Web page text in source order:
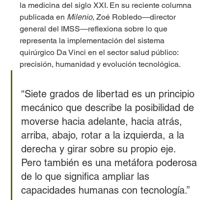
la medicina del siglo XXI. En su reciente columna
publicada en Milenio, Zoé Robledo—director
general del IMSS—reflexiona sobre lo que
representa la implementación del sistema
quirúrgico Da Vinci en el sector salud público:
precisión, humanidad y evolución tecnológica.
“Siete grados de libertad es un principio
mecánico que describe la posibilidad de
moverse hacia adelante, hacia atrás,
arriba, abajo, rotar a la izquierda, a la
derecha y girar sobre su propio eje.
Pero también es una metáfora poderosa
de lo que significa ampliar las
capacidades humanas con tecnología.”